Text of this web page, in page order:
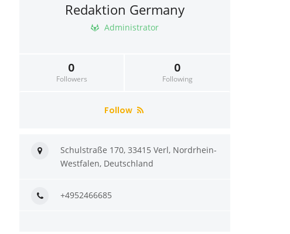
Redaktion Germany
Administrator
0
Followers
0
Following
Follow
Schulstraße 170, 33415 Verl, Nordrhein-
Westfalen, Deutschland
+4952466685